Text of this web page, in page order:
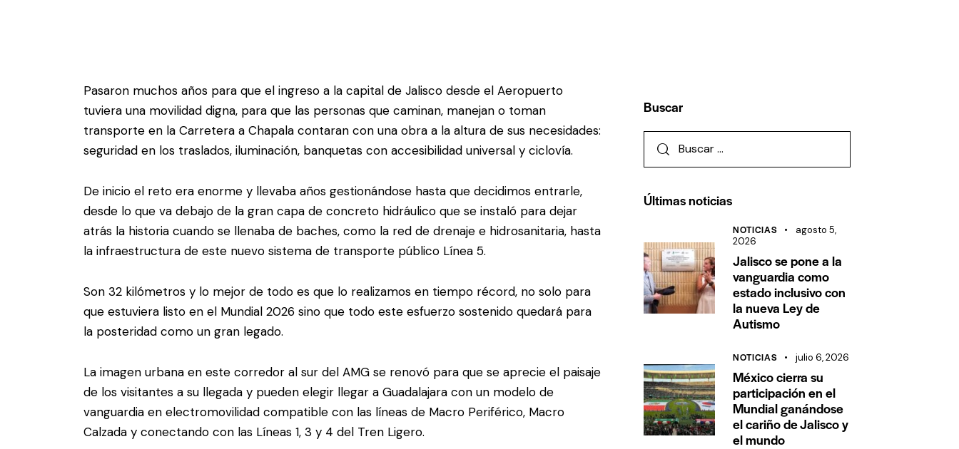
Pasaron muchos años para que el ingreso a la capital de Jalisco desde el Aeropuerto
tuviera una movilidad digna, para que las personas que caminan, manejan o toman
transporte en la Carretera a Chapala contaran con una obra a la altura de sus necesidades:
seguridad en los traslados, iluminación, banquetas con accesibilidad universal y ciclovía.
De inicio el reto era enorme y llevaba años gestionándose hasta que decidimos entrarle,
desde lo que va debajo de la gran capa de concreto hidráulico que se instaló para dejar
atrás la historia cuando se llenaba de baches, como la red de drenaje e hidrosanitaria, hasta
la infraestructura de este nuevo sistema de transporte público Línea 5.
Son 32 kilómetros y lo mejor de todo es que lo realizamos en tiempo récord, no solo para
que estuviera listo en el Mundial 2026 sino que todo este esfuerzo sostenido quedará para
la posteridad como un gran legado.
La imagen urbana en este corredor al sur del AMG se renovó para que se aprecie el paisaje
de los visitantes a su llegada y pueden elegir llegar a Guadalajara con un modelo de
vanguardia en electromovilidad compatible con las líneas de Macro Periférico, Macro
Calzada y conectando con las Líneas 1, 3 y 4 del Tren Ligero.
Buscar
Últimas noticias
NOTICIAS
agosto 5,
2026
Jalisco se pone a la
vanguardia como
estado inclusivo con
la nueva Ley de
Autismo
NOTICIAS julio 6, 2026
México cierra su
participación en el
Mundial ganándose
el cariño de Jalisco y
el mundo